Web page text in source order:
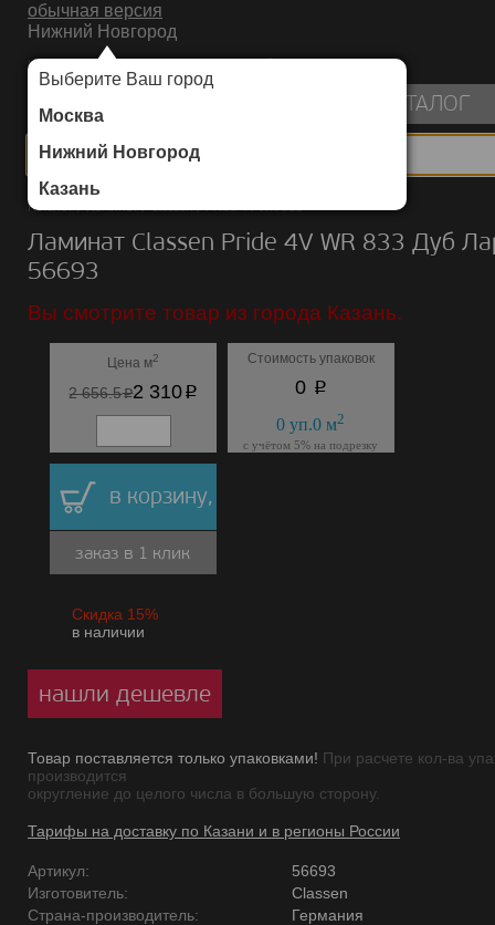
обычная версия
Нижний Новгород
Выберите Ваш город
Москва
Нижний Новгород
Казань
ИНТЕРНЕТ-МАГАЗИН НАПОЛЬНЫХ ПОКРЫТИЙ
КАТАЛОГ
Каталог/Ламинат/Classen/Pride 4V WR 833
Ламинат Classen Pride 4V WR 833 Дуб
56693
Вы смотрите товар из города Казань.
Цена м2
2 656.5p2 310p
Стоимость упаковок
0 p
0 уп.0 м2
с учётом 5% на подрезку
в корзину,
заказ в 1 клик
Скидка 15%
в наличии
нашли дешевле
Товар поставляется только упаковками! При расчете кол-ва
производится
округление до целого числа в большую сторону.
Тарифы на доставку по Казани и в регионы России
Артикул:
56693
Изготовитель:
Classen
Страна-производитель:
Германия